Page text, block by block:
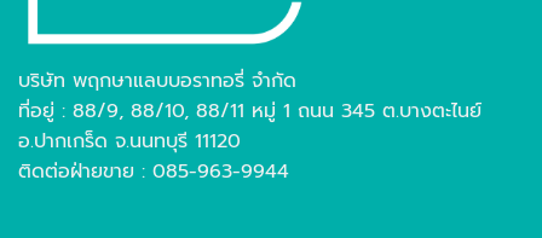
บริษัท พฤกษาแลบบอราทอรี่ จำกัด
ที่อยู่ : 88/9, 88/10, 88/11 หมู่ 1 ถนน 345 ต.บางตะไนย์
อ.ปากเกร็ด จ.นนทบุรี 11120
ติดต่อฝ่ายขาย : 085-963-9944